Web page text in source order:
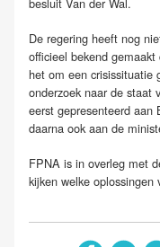
De regering heeft nog
officieel bekend gemaakt
het om een
onderzoek naar de staat
eerst gepresenteerd aan
daarna ook aan de
FPNA is in overleg met
kijken welke oplossingen